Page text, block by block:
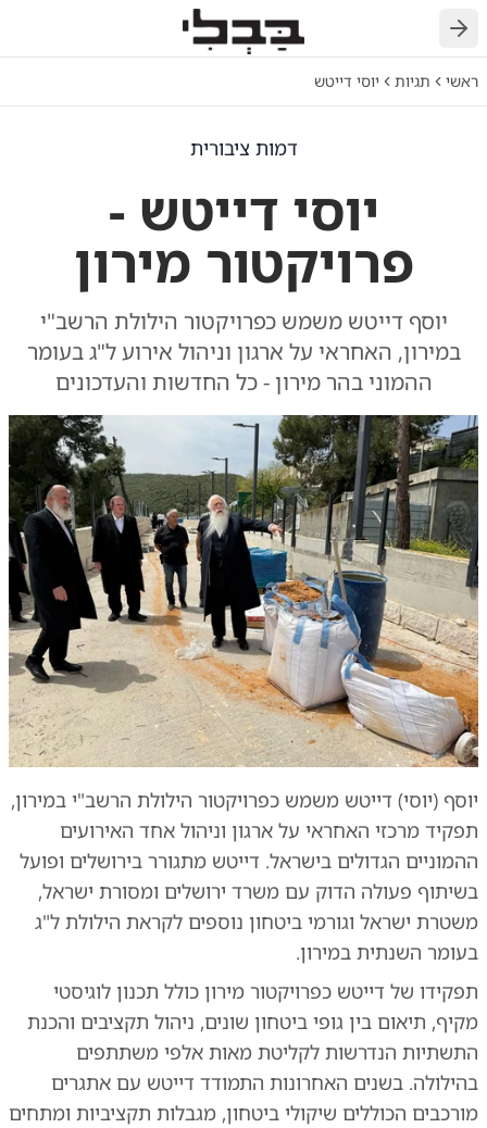
חזרה
ראשי תגיות יוסי דייטש
דמות ציבורית
יוסי דייטש -
פרויקטור מירון
יוסף דייטש משמש כפרויקטור הילולת הרשב"י
במירון, האחראי על ארגון וניהול אירוע ל"ג בעומר
ההמוני בהר מירון - כל החדשות והעדכונים
יוסף (יוסי) דייטש משמש כפרויקטור הילולת הרשב"י במירון,
תפקיד מרכזי האחראי על ארגון וניהול אחד האירועים
ההמוניים הגדולים בישראל. דייטש מתגורר בירושלים ופועל
בשיתוף פעולה הדוק עם משרד ירושלים ומסורת ישראל,
משטרת ישראל וגורמי ביטחון נוספים לקראת הילולת ל"ג
בעומר השנתית במירון.
תפקידו של דייטש כפרויקטור מירון כולל תכנון לוגיסטי
מקיף, תיאום בין גופי ביטחון שונים, ניהול תקציבים והכנת
התשתיות הנדרשות לקליטת מאות אלפי משתתפים
בהילולה. בשנים האחרונות התמודד דייטש עם אתגרים
מורכבים הכוללים שיקולי ביטחון, מגבלות תקציביות ומתחים